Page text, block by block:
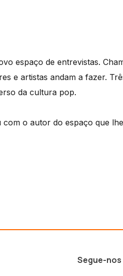
espaço de entrevistas.
e artistas andam a fazer.
da cultura pop.
o autor do espaço que
Segue-